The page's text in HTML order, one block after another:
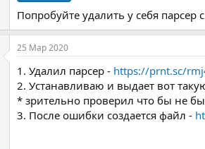
Попробуйте удалить у себя
25 Мар 2020
1. Удалил парсер - https://prnt.sc/
2. Устанавливаю и выдает вот
* зрительно проверил что бы не
3. После ошибки создается файл -